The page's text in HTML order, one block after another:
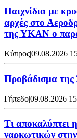
Παιχνίδια με
αρχές στο
της ΥΚΑΝ ο
Κύπρος|09.08.2026
Προβάδισμα της
Γήπεδο|09.08.2026
Τι αποκαλύπτει
ναρκωτικών